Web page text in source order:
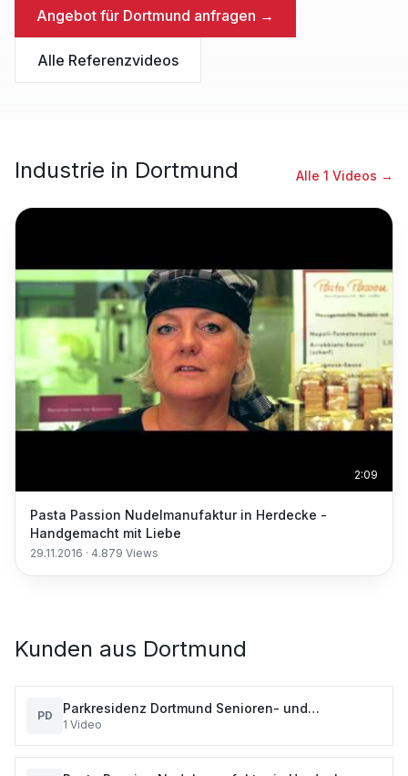
Angebot für Dortmund anfragen →
Alle Referenzvideos
Industrie in Dortmund Alle 1 Videos →
2:09
Pasta Passion Nudelmanufaktur in Herdecke -
Handgemacht mit Liebe
29.11.2016 · 4.879 Views
Kunden aus Dortmund
PD
Parkresidenz Dortmund Senioren- und
Fachpflegezentrum für Schmerz- und Palliativ
1 Video